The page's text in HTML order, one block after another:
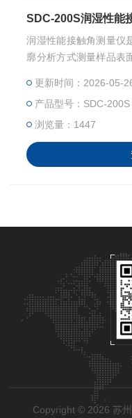
SDC-200S润湿性能
润湿性能接触角测量仪
廓分析方式测量样品表
更新时间：2026-05-
产品型号：SDC-200S
浏览量：1447
Copyright © 2026 苏